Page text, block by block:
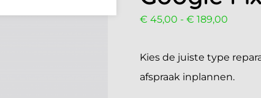
€ 45,00 - € 189,00
Kies de juiste type
afspraak inplannen.